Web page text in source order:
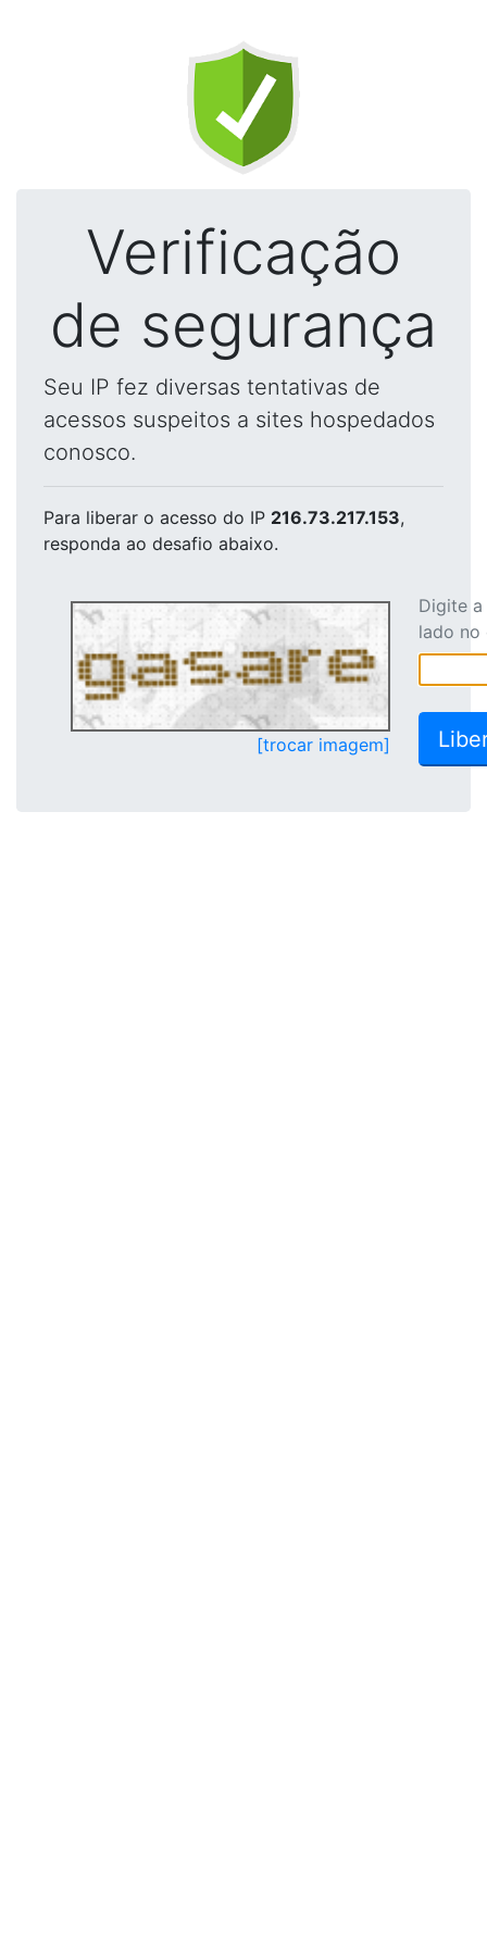
Verificação
de segurança
Seu IP fez diversas tentativas de
acessos suspeitos a sites hospedados
conosco.
Para liberar o acesso do IP 216.73.217.153,
responda ao desafio abaixo.
[trocar imagem]
Digite
lado no